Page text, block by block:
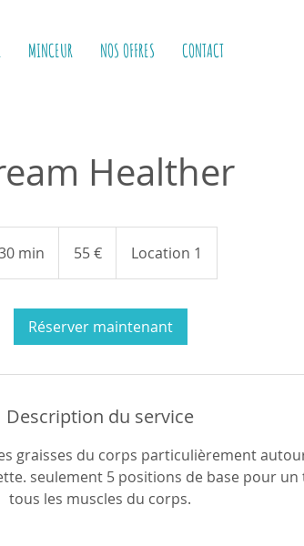
MINCEUR NOS OFFRES CONTACT
Healther
min
0
n
55 € Location 1
Réserver maintenant
Description du service
graisses du corps particulièrement
seulement 5 positions de base pour un
tous les muscles du corps.